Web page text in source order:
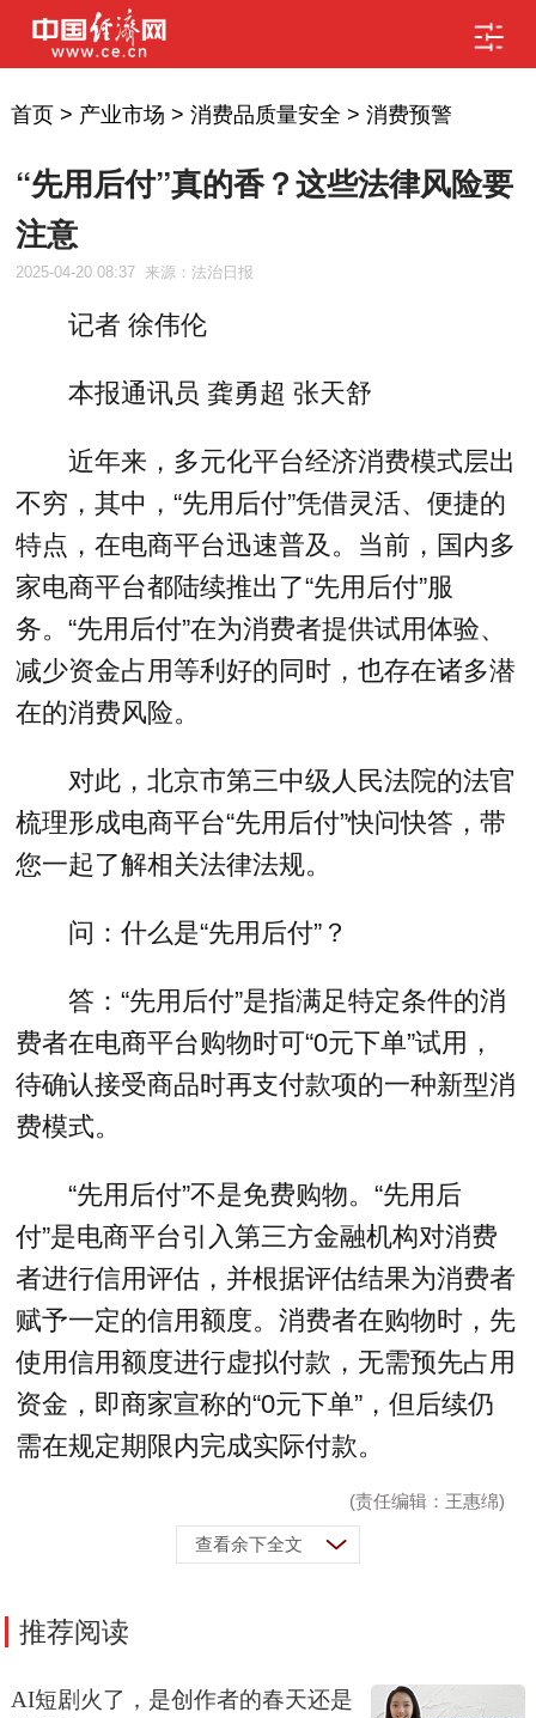
首页> 产业市场 > 消费品质量安全 > 消费预警
“先用后付”真的香？这些法律风险要
注意
2025-04-20 08:37 来源：法治日报
记者 徐伟伦
本报通讯员 龚勇超 张天舒
近年来，多元化平台经济消费模式层出
不穷，其中，“先用后付”凭借灵活、便捷的
特点，在电商平台迅速普及。当前，国内多
家电商平台都陆续推出了“先用后付”服
务。“先用后付”在为消费者提供试用体验、
减少资金占用等利好的同时，也存在诸多潜
在的消费风险。
对此，北京市第三中级人民法院的法官
梳理形成电商平台“先用后付”快问快答，带
您一起了解相关法律法规。
问：什么是“先用后付”？
答：“先用后付”是指满足特定条件的消
费者在电商平台购物时可“0元下单”试用，
待确认接受商品时再支付款项的一种新型消
费模式。
“先用后付”不是免费购物。“先用后
付”是电商平台引入第三方金融机构对消费
者进行信用评估，并根据评估结果为消费者
赋予一定的信用额度。消费者在购物时，先
使用信用额度进行虚拟付款，无需预先占用
资金，即商家宣称的“0元下单”，但后续仍
需在规定期限内完成实际付款。
(责任编辑：王惠绵)
查看余下全文
推荐阅读
AI短剧火了，是创作者的春天还是